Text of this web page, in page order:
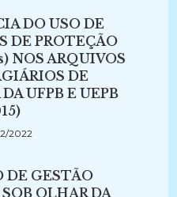
DO USO DE
DE PROTEÇÃO
NOS ARQUIVOS
DE
UFPB E UEPB
2022
DE GESTÃO
OLHAR DA